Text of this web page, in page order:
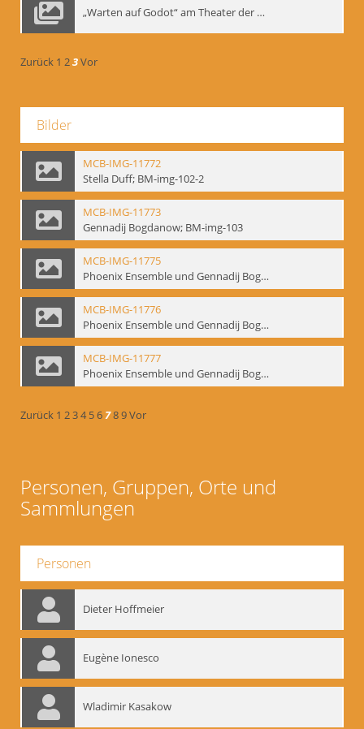
„Warten auf Godot“ am Theater der Saire, Moskau 1980er
Zurück 1 23Vor
Bilder
MCB-IMG-11772
Stella Duff; BM-img-102-2
MCB-IMG-11773
Gennadij Bogdanow; BM-img-103
MCB-IMG-11775
Phoenix Ensemble und Gennadij Bogdanow; BM-img-105-1
MCB-IMG-11776
Phoenix Ensemble und Gennadij Bogdanow; BM-img-105-2
MCB-IMG-11777
Phoenix Ensemble und Gennadij Bogdanow; BM-img-105-3
Zurück 1 234 56789Vor
Personen, Gruppen, Orte und
Sammlungen
Personen
Dieter Hoffmeier
Eugène Ionesco
Wladimir Kasakow